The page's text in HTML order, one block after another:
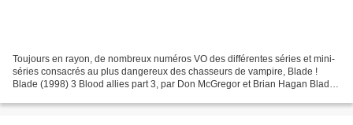
Toujours en rayon, de nombreux numéros VO des différentes séries et mini-
séries consacrés au plus dangereux des chasseurs de vampire, Blade !
Blade (1998) 3 Blood allies part 3, par Don McGregor et Brian Hagan Blade